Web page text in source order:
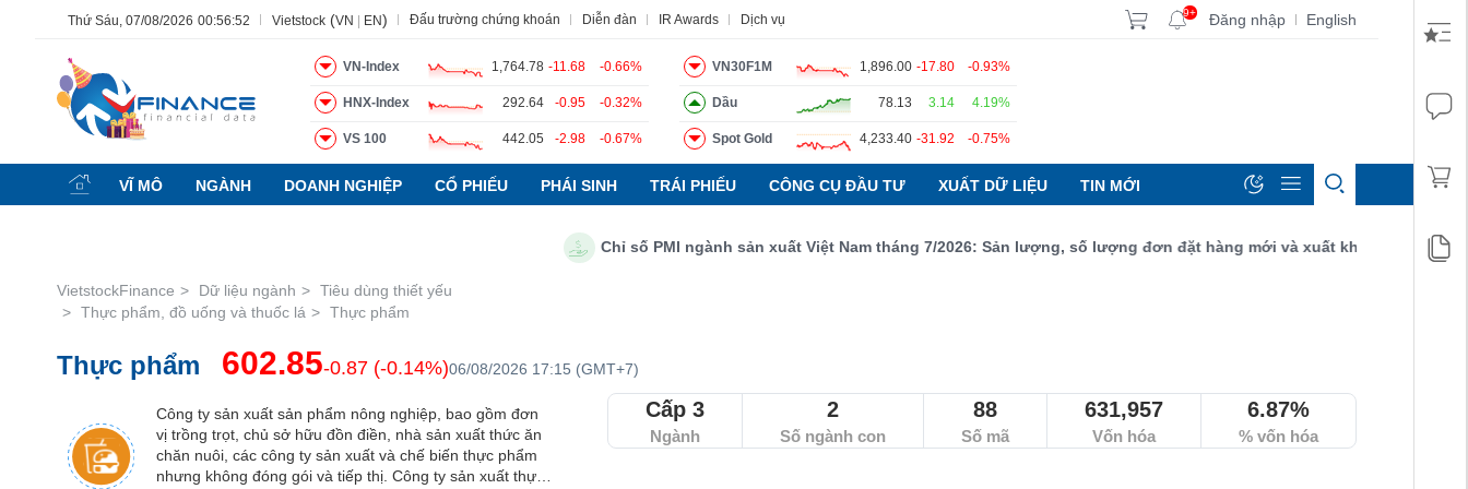
Thứ Sáu, 07/08/2026 00:56:53 Vietstock (VN EN) Đấu trường chứng khoán Diễn đàn IR Awards Dịch vụ 9+ Đăng nhập | English
VN-Index 1,764.78 -11.68 -0.66%
HNX-Index 292.64 -0.95 -0.32%
VS 100 442.05 -2.98 -0.67%
VN30F1M 1,896.00 -17.80 -0.93%
Dầu 78.13 3.14 4.19%
Spot Gold 4,233.40 -31.92 -0.75%
VĨ MÔ NGÀNH DOANH NGHIỆP CỔ PHIẾU PHÁI SINH TRÁI PHIẾU CÔNG CỤ ĐẦU TƯ XUẤT DỮ LIỆU TIN MỚI
Chỉ số PMI ngành sản xuất Việt Nam tháng 7/2026: Sản lượng, số lượng đơn đặt hàng mới và xuất khẩu đều tăng đạt
VietstockFinance Dữ liệu ngành
Tiêu dùng thiết yếu
Thực phẩm, đồ uống và thuốc lá
Thực phẩm
Thực phẩm 602.85-0.87 (-0.14%)06/08/2026 17:15 (GMT+7)
Công ty sản xuất sản phẩm nông nghiệp, bao gồm đơn
vị trồng trọt, chủ sở hữu đồn điền, nhà sản xuất thức ăn
chăn nuôi, các công ty sản xuất và chế biến thực phẩm
nhưng không đóng gói và tiếp thị. Công ty sản xuất thực
Cấp 3
Ngành
2
Số ngành con
88
Số mã
631,957
Vốn hóa
6.87%
% vốn hóa
Tất cả Tính năng Ngành Mã chứng khoán Lãnh đạo Báo cáo phân tích Thuật ngữ
Tính
năng
(-)
KHOÁN
DOANH
NGHIỆP